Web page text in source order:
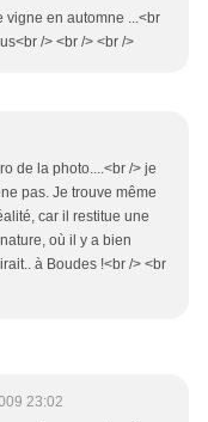
vigne en automne ...<br
/> <br /> <br />
de la photo....<br /> je
pas. Je trouve même
car il restitue une
où il y a bien
à Boudes !<br /> <br
23:02